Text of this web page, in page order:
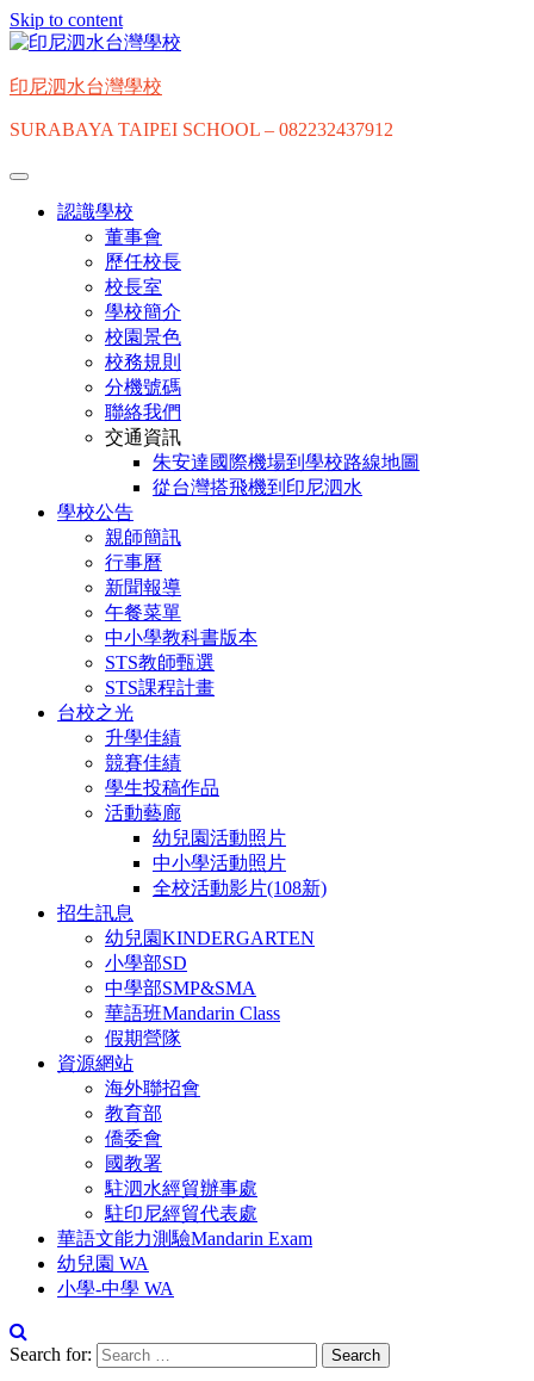
Skip to content
印尼泗水台灣學校
SURABAYA TAIPEI SCHOOL – 082232437912
認識學校
董事會
歷任校長
校長室
學校簡介
校園景色
校務規則
分機號碼
聯絡我們
交通資訊
朱安達國際機場到學校路線地圖
從台灣搭飛機到印尼泗水
學校公告
親師簡訊
行事曆
新聞報導
午餐菜單
中小學教科書版本
STS教師甄選
STS課程計畫
台校之光
升學佳績
競賽佳績
學生投稿作品
活動藝廊
幼兒園活動照片
中小學活動照片
全校活動影片(108新)
招生訊息
幼兒園KINDERGARTEN
小學部SD
中學部SMP&SMA
華語班Mandarin Class
假期營隊
資源網站
海外聯招會
教育部
僑委會
國教署
駐泗水經貿辦事處
駐印尼經貿代表處
華語文能力測驗Mandarin Exam
幼兒園 WA
小學-中學 WA
Search for: